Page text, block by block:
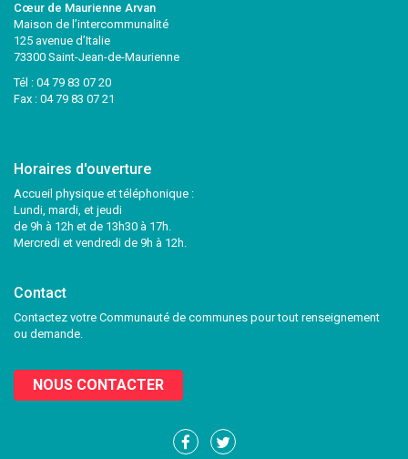
Cœur de Maurienne Arvan
Maison de l’intercommunalité
125 avenue d’Italie
73300 Saint-Jean-de-Maurienne
Tél : 04 79 83 07 20
Fax : 04 79 83 07 21
Horaires d'ouverture
Accueil physique et téléphonique :
Lundi, mardi, et jeudi
de 9h à 12h et de 13h30 à 17h.
Mercredi et vendredi de 9h à 12h.
Contact
Contactez votre Communauté de communes pour tout renseignement
ou demande.
NOUS CONTACTER
Lien
Lien